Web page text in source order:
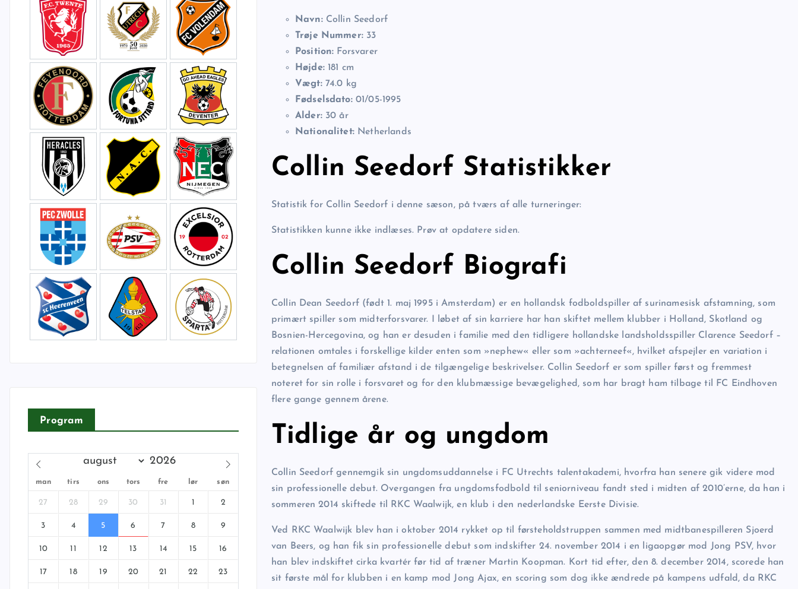
Program
man tirs ons tors fre lør søn
27 28 29 30 31 1 2
3 4 5 6 7 8 9
10 11 12 13 14 15 16
17 18 19 20 21 22 23
Navn:Collin Seedorf
Trøje Nummer:33
Position: Forsvarer
Højde:181 cm
Vægt:74.0 kg
Fødselsdato:01/05-1995
Alder:30 år
Nationalitet:Netherlands
Collin Seedorf Statistikker
Statistik for Collin Seedorf i denne sæson, på tværs af alle turneringer:
Statistikken kunne ikke indlæses. Prøv at opdatere siden.
Collin Seedorf Biografi
Collin Dean Seedorf (født 1. maj 1995 i Amsterdam) er en hollandsk fodboldspiller af surinamesisk afstamning, som
primært spiller som midterforsvarer. I løbet af sin karriere har han skiftet mellem klubber i Holland, Skotland og
Bosnien-Hercegovina, og han er desuden i familie med den tidligere hollandske landsholdsspiller Clarence Seedorf –
relationen omtales i forskellige kilder enten som »nephew« eller som »achterneef«, hvilket afspejler en variation i
betegnelsen af familiær afstand i de tilgængelige beskrivelser. Collin Seedorf er som spiller først og fremmest
noteret for sin rolle i forsvaret og for den klubmæssige bevægelighed, som har bragt ham tilbage til FC Eindhoven
flere gange gennem årene.
Tidlige år og ungdom
Collin Seedorf gennemgik sin ungdomsuddannelse i FC Utrechts talentakademi, hvorfra han senere gik videre mod
sin professionelle debut. Overgangen fra ungdomsfodbold til seniorniveau fandt sted i midten af 2010’erne, da han i
sommeren 2014 skiftede til RKC Waalwijk, en klub i den nederlandske Eerste Divisie.
Ved RKC Waalwijk blev han i oktober 2014 rykket op til førsteholdstruppen sammen med midtbanespilleren Sjoerd
van Beers, og han fik sin professionelle debut som indskifter 24. november 2014 i en ligaopgør mod Jong PSV, hvor
han blev indskiftet cirka kvartér før tid af træner Martin Koopman. Kort tid efter, den 8. december 2014, scorede han
sit første mål for klubben i en kamp mod Jong Ajax, en scoring som dog ikke ændrede på kampens udfald, da RKC